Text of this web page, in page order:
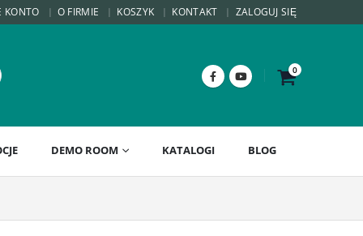
KONTO O FIRMIE KOSZYK KONTAKT ZALOGUJ SIĘ
0
DEMO ROOM KATALOGI BLOG